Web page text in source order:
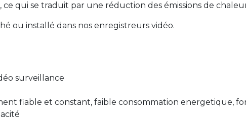
qui se traduit par une réduction des émissions de
ou installé dans nos enregistreurs vidéo.
surveillance
fiable et constant, faible consommation energetique,